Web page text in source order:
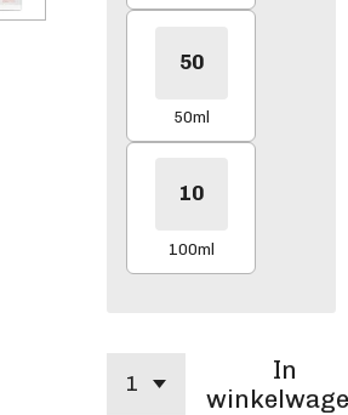
50
50ml
10
100ml
In